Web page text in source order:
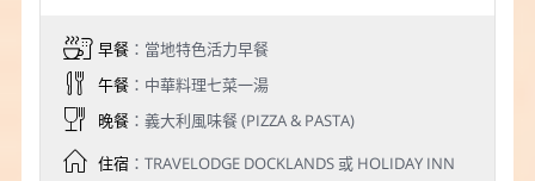
早餐：當地特色活力早餐
午餐：中華料理七菜一湯
晚餐：義大利風味餐 (PIZZA & PASTA)
住宿：TRAVELODGE DOCKLANDS 或 HOLIDAY INN